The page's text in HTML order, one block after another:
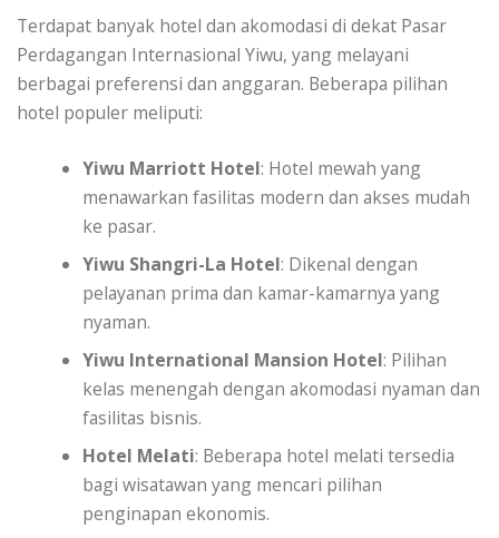
Terdapat banyak hotel dan akomodasi di dekat Pasar
Perdagangan Internasional Yiwu, yang melayani
berbagai preferensi dan anggaran. Beberapa pilihan
hotel populer meliputi:
Yiwu Marriott Hotel: Hotel mewah yang
menawarkan fasilitas modern dan akses mudah
ke pasar.
Yiwu Shangri-La Hotel: Dikenal dengan
pelayanan prima dan kamar-kamarnya yang
nyaman.
Yiwu International Mansion Hotel: Pilihan
kelas menengah dengan akomodasi nyaman dan
fasilitas bisnis.
Hotel Melati: Beberapa hotel melati tersedia
bagi wisatawan yang mencari pilihan
penginapan ekonomis.